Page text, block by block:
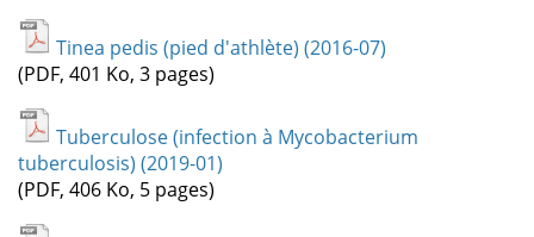
Tinea pedis (pied d'athlète) (2016-07)
(PDF, 401 Ko, 3 pages)
Tuberculose (infection à Mycobacterium
tuberculosis) (2019-01)
(PDF, 406 Ko, 5 pages)